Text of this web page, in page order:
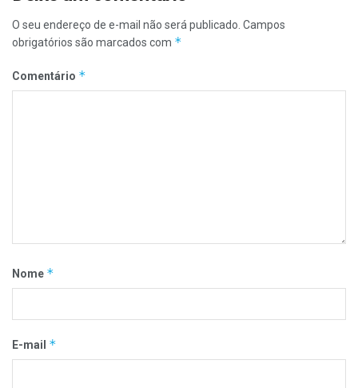
realizando eventos integrados com as Guarnições
Estadual e Pelotão de Polícia Ambiental, no período de 11 a
O seu endereço de e-mail não será publicado. Campos
obrigatórios são marcados com *
Comentário *
Nome *
E-mail *